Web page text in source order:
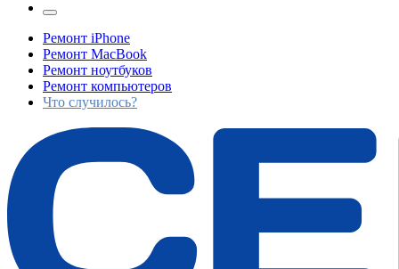
Ремонт iPhone
Ремонт MacBook
Ремонт ноутбуков
Ремонт компьютеров
Что случилось?